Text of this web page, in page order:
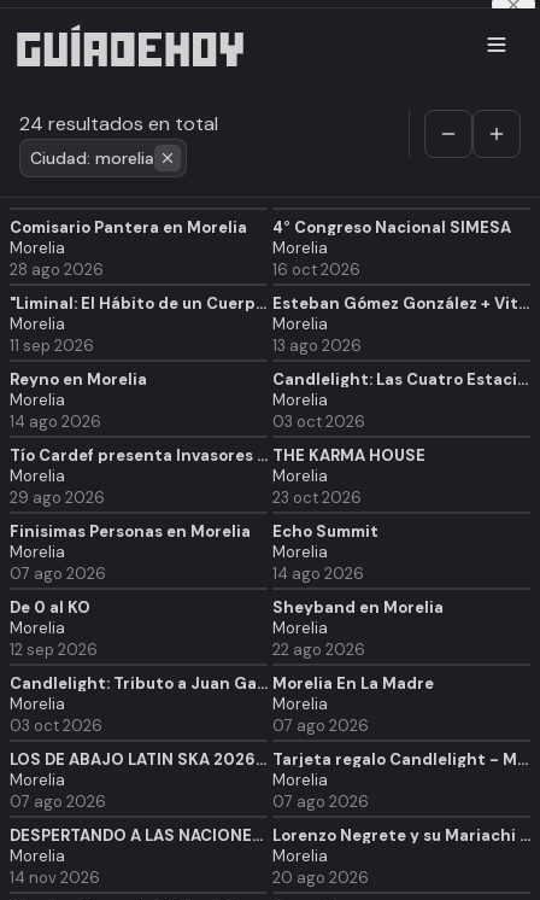
24 resultados en total
Ciudad: morelia
Comisario Pantera en Morelia
Morelia
28 ago 2026
4° Congreso Nacional SIMESA
Morelia
16 oct 2026
"Liminal: El Hábito de un Cuerpo Ausente" - Colectiva Tres Piedras
Morelia
11 sep 2026
Esteban Gómez González + Vitálico en Morelia
Morelia
13 ago 2026
Reyno en Morelia
Morelia
14 ago 2026
Candlelight: Las Cuatro Estaciones de Vivaldi
Morelia
03 oct 2026
Tío Cardef presenta Invasores en Morelia
Morelia
29 ago 2026
THE KARMA HOUSE
Morelia
23 oct 2026
Finisimas Personas en Morelia
Morelia
07 ago 2026
Echo Summit
Morelia
14 ago 2026
De 0 al KO
Morelia
12 sep 2026
Sheyband en Morelia
Morelia
22 ago 2026
Candlelight: Tributo a Juan Gabriel
Morelia
03 oct 2026
Morelia En La Madre
Morelia
07 ago 2026
LOS DE ABAJO LATIN SKA 2026 - MORELIA (+18)
Morelia
07 ago 2026
Tarjeta regalo Candlelight - Morelia
Morelia
07 ago 2026
DESPERTANDO A LAS NACIONES - AL QUE CREE TODO ES POSIBLE
Morelia
14 nov 2026
Lorenzo Negrete y su Mariachi en Morelia
Morelia
20 ago 2026